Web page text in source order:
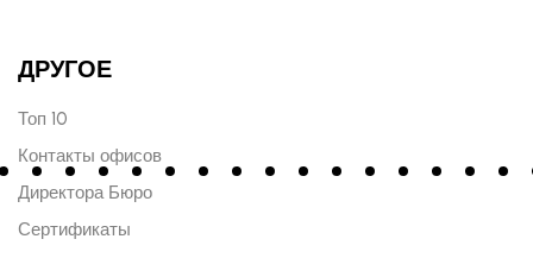
ДРУГОЕ
Топ 10
Контакты офисов
Директора Бюро
Сертификаты